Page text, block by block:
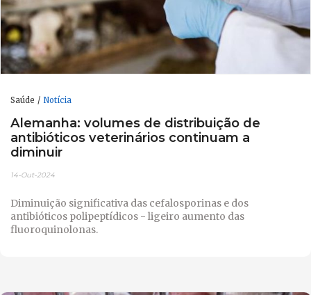
Saúde Notícia
Alemanha: volumes de distribuição de
antibióticos veterinários continuam a
diminuir
14-Out-2024
Diminuição significativa das cefalosporinas e dos
antibióticos polipeptídicos - ligeiro aumento das
fluoroquinolonas.